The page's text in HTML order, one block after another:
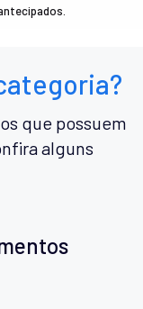
que possuem
alguns